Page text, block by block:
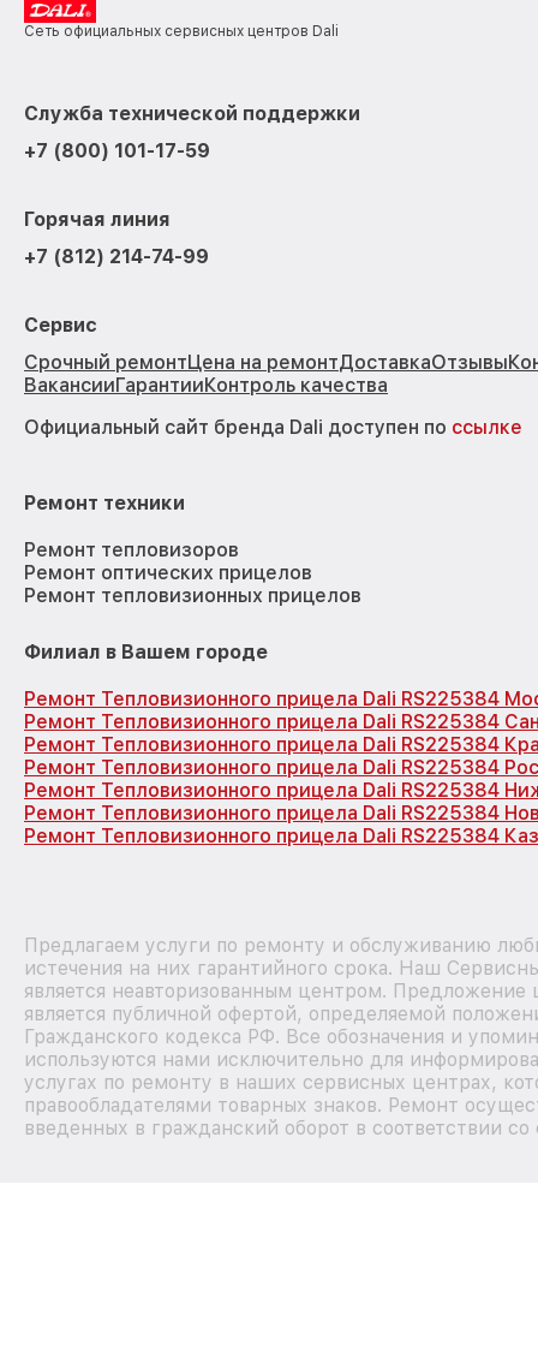
Сеть официальных сервисных центров Dali
Служба технической поддержки
+7 (800) 101-17-59
Горячая линия
+7 (812) 214-74-99
Сервис
Срочный ремонтЦена на ремонтДоставкаОтзывы
ВакансииГарантииКонтроль качества
Официальный сайт бренда Dali доступен по ссылке
Ремонт техники
Ремонт тепловизоров
Ремонт оптических прицелов
Ремонт тепловизионных прицелов
Филиал в Вашем городе
Ремонт Тепловизионного прицела Dali RS225384
Ремонт Тепловизионного прицела Dali RS225384
Ремонт Тепловизионного прицела Dali RS225384
Ремонт Тепловизионного прицела Dali RS225384
Ремонт Тепловизионного прицела Dali RS225384
Ремонт Тепловизионного прицела Dali RS225384
Ремонт Тепловизионного прицела Dali RS225384
Предлагаем услуги по ремонту и обслуживанию
истечения на них гарантийного срока. Наш
является неавторизованным центром. Предложение
является публичной офертой, определяемой
Гражданского кодекса РФ. Все обозначения и
используются нами исключительно для
услугах по ремонту в наших сервисных центрах,
правообладателями товарных знаков. Ремонт
введенных в гражданский оборот в соответствии